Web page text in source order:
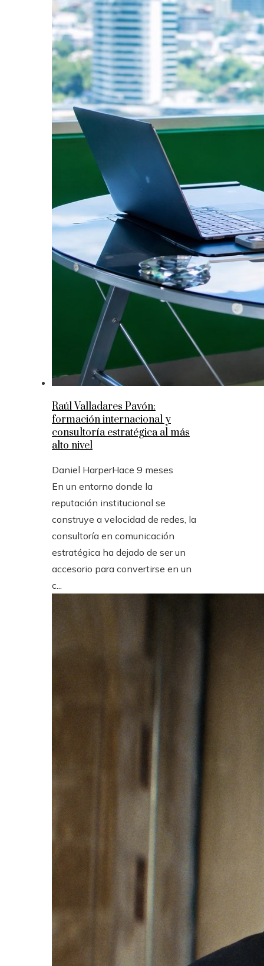
Raúl Valladares Pavón:
formación internacional y
consultoría estratégica al más
alto nivel
Daniel HarperHace 9 meses
En un entorno donde la
reputación institucional se
construye a velocidad de redes, la
consultoría en comunicación
estratégica ha dejado de ser un
accesorio para convertirse en un
c...